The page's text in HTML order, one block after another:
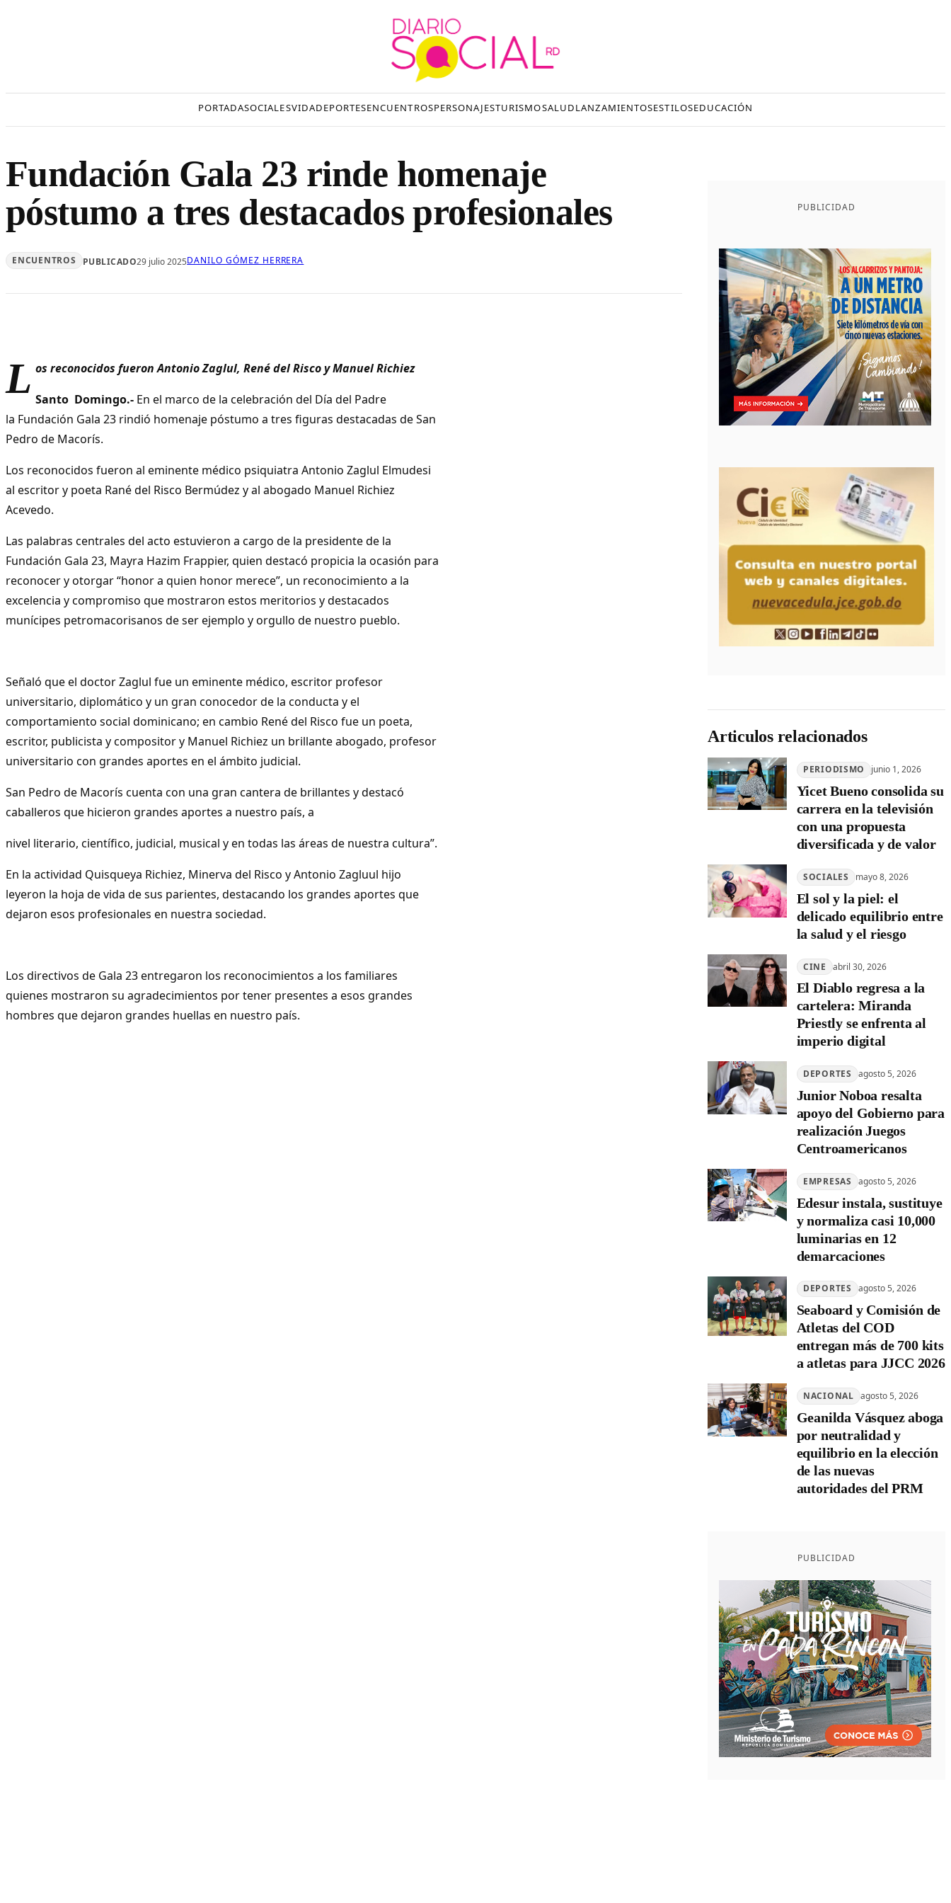
PORTADASOCIALESVIDADEPORTESENCUENTROSPERSONAJESTURISMOSALUDLANZAMIENTOSESTILOSEDUCACIÓN
Fundación Gala 23 rinde homenaje
póstumo a tres destacados profesionales
ENCUENTROS PUBLICADO29 julio 2025DANILO GÓMEZ HERRERA
L os reconocidos fueron Antonio Zaglul, René del Risco y ManuelRichiez
Santo Domingo.- En el marco de la celebración del Día del Padre
la Fundación Gala 23 rindió homenaje póstumo a tres figuras destacadas de San
Pedro de Macorís.
Los reconocidos fueron al eminente médico psiquiatra Antonio Zaglul Elmudesi
al escritor y poeta Rané del Risco Bermúdez y al abogado Manuel Richiez
Acevedo.
Las palabras centrales del acto estuvieron a cargo de la presidente de la
Fundación Gala 23, Mayra Hazim Frappier, quien destacó propicia la ocasión para
reconocer y otorgar “honor a quien honor merece”, un reconocimiento a la
excelencia y compromiso que mostraron estos meritorios y destacados
munícipes petromacorisanos de ser ejemplo y orgullo de nuestro pueblo.
Señaló que el doctor Zaglul fue un eminente médico, escritor profesor
universitario, diplomático y un gran conocedor de la conducta y el
comportamiento social dominicano; en cambio René del Risco fue un poeta,
escritor, publicista y compositor y Manuel Richiez un brillante abogado, profesor
universitario con grandes aportes en el ámbito judicial.
San Pedro de Macorís cuenta con una gran cantera de brillantes y destacó
caballeros que hicieron grandes aportes a nuestro país, a
nivel literario, científico, judicial, musical y en todas las áreas de nuestra cultura”.
En la actividad Quisqueya Richiez, Minerva del Risco y Antonio Zagluul hijo
leyeron la hoja de vida de sus parientes, destacando los grandes aportes que
dejaron esos profesionales en nuestra sociedad.
Los directivos de Gala 23 entregaron los reconocimientos a los familiares
quienes mostraron su agradecimientos por tener presentes a esos grandes
hombres que dejaron grandes huellas en nuestro país.
PUBLICIDAD
Articulos relacionados
PERIODISMO junio 1, 2026
Yicet Bueno consolida su
carrera en la televisión
con una propuesta
diversificada y de valor
SOCIALES mayo 8, 2026
El sol y la piel: el
delicado equilibrio entre
la salud y el riesgo
CINE abril 30, 2026
El Diablo regresa a la
cartelera: Miranda
Priestly se enfrenta al
imperio digital
DEPORTES agosto 5, 2026
Junior Noboa resalta
apoyo del Gobierno para
realización Juegos
Centroamericanos
EMPRESAS agosto 5, 2026
Edesur instala, sustituye
y normaliza casi 10,000
luminarias en 12
demarcaciones
DEPORTES agosto 5, 2026
Seaboard y Comisión de
Atletas del COD
entregan más de 700 kits
a atletas para JJCC 2026
NACIONAL agosto 5, 2026
Geanilda Vásquez aboga
por neutralidad y
equilibrio en la elección
de las nuevas
autoridades del PRM
PUBLICIDAD